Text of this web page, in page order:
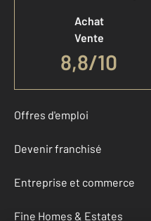
Achat
Vente
8,8/10
Offres d'emploi
Devenir franchisé
Entreprise et commerce
Fine Homes & Estates